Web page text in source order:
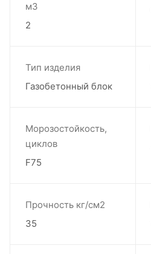
м3
2
Тип изделия
Газобетонный блок
Морозостойкость,
циклов
F75
Прочность кг/см2
35